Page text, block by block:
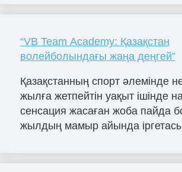
“VB Team Academy: Қазақстан
волейболындағы жаңа деңгей”
Қазақстанның спорт әлемінде
жылға жетпейтін уақыт ішінде
сенсация жасаған жоба пайда
жылдың мамыр айында